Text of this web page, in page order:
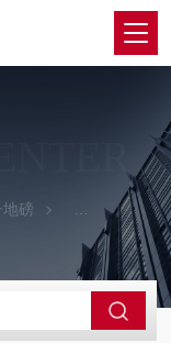
地磅 120吨地磅